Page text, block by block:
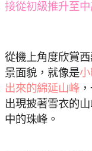
接從初級推升至
從機上角度欣賞
景面貌，就像是
出來的綿延山峰
出現披著雪衣的
中的珠峰。